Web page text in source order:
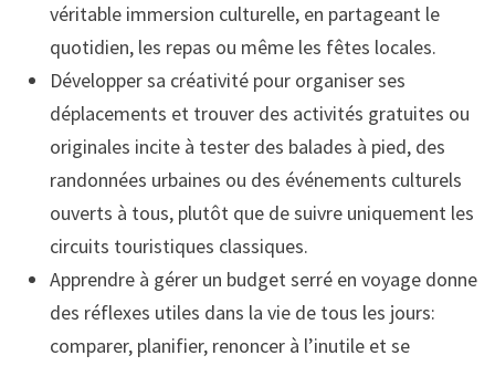
véritable immersion culturelle, en partageant le
quotidien, les repas ou même les fêtes locales.
Développer sa créativité pour organiser ses
déplacements et trouver des activités gratuites ou
originales incite à tester des balades à pied, des
randonnées urbaines ou des événements culturels
ouverts à tous, plutôt que de suivre uniquement les
circuits touristiques classiques.
Apprendre à gérer un budget serré en voyage donne
des réflexes utiles dans la vie de tous les jours:
comparer, planifier, renoncer à l’inutile et se